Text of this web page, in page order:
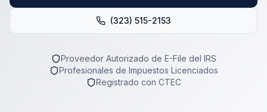
(323) 515-2153
Proveedor Autorizado de E-File del IRS
Profesionales de Impuestos Licenciados
Registrado con CTEC